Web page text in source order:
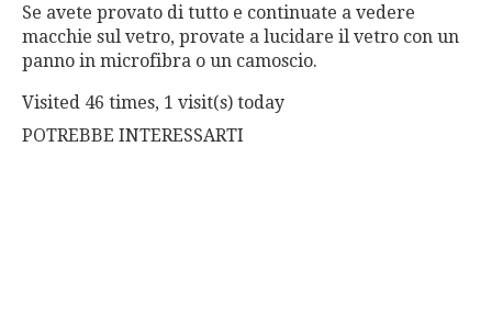
Se avete provato di tutto e continuate a vedere
macchie sul vetro, provate a lucidare il vetro con un
panno in microfibra o un camoscio.
Visited 46 times, 1 visit(s) today
POTREBBE INTERESSARTI